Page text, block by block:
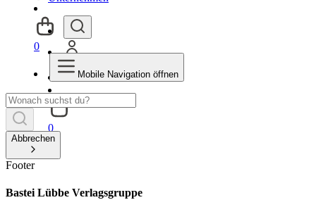
0
0
Mobile Navigation öffnen
Abbrechen
Footer
Bastei Lübbe Verlagsgruppe